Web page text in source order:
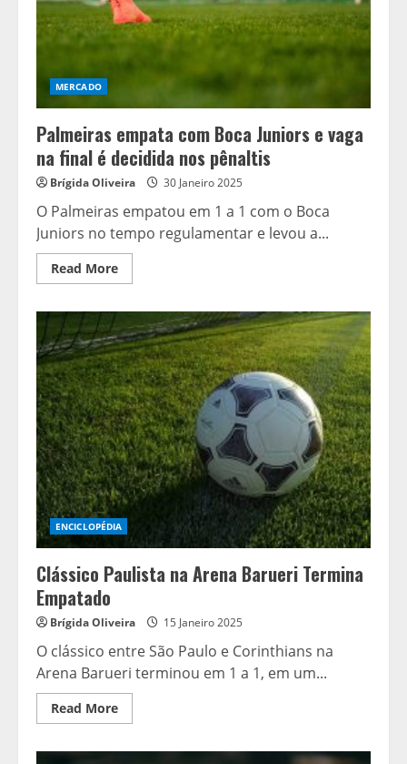
MERCADO
Palmeiras empata com Boca Juniors e vaga
na final é decidida nos pênaltis
Brígida Oliveira 30 Janeiro 2025
O Palmeiras empatou em 1 a 1 com o Boca
Juniors no tempo regulamentar e levou a...
Read MoreRead
more
empata
com
Boca
Juniors
e
vaga
na
final
é
decidida
nos
pênaltis
ENCICLOPÉDIA
Clássico Paulista na Arena Barueri Termina
Empatado
Brígida Oliveira 15 Janeiro 2025
O clássico entre São Paulo e Corinthians na
Arena Barueri terminou em 1 a 1, em um...
Read MoreRead
more